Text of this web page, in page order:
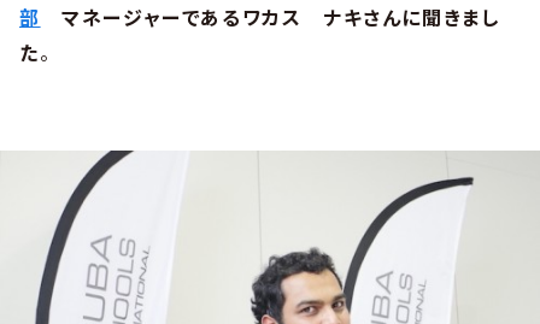
部
マネージャーであるワカス ナキさんに聞きまし
た。